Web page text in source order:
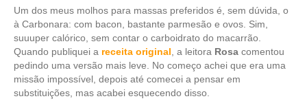
Um dos meus molhos para massas preferidos é, sem dúvida, o
à Carbonara: com bacon, bastante parmesão e ovos. Sim,
suuuper calórico, sem contar o carboidrato do macarrão.
Quando publiquei a receita original , a leitora Rosa comentou
pedindo uma versão mais leve. No começo achei que era uma
missão impossível, depois até comecei a pensar em
substituições, mas acabei esquecendo disso.